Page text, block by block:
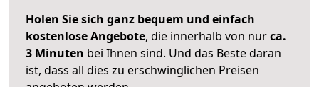
Holen Sie sich ganz bequem und einfach
kostenlose Angebote, die innerhalb von nurca.
3 Minuten bei Ihnen sind. Und das Beste daran
ist, dass all dies zu erschwinglichen Preisen